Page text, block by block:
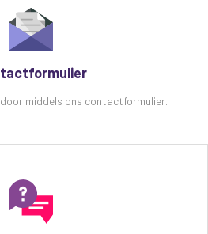
middels ons contactformulier.